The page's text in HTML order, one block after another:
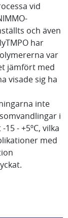
vid
och även
har
var
jämfört med
visade sig ha
inte
i
- +5ºC, vilka
med